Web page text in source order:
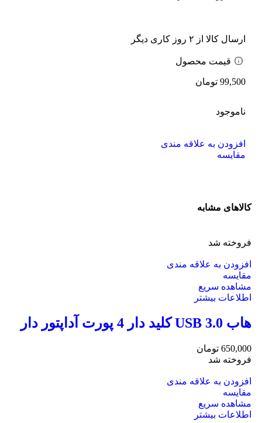
ارسال کالا از ۲ روز کاری دیگر
قیمت محصول
99,500 تومان
ناموجود
افزودن به علاقه مندی
مقایسه
کالاهای مشابه
فروخته شد
افزودن به علاقه مندی
مقایسه
مشاهده سریع
اطلاعات بیشتر
هاب USB 3.0 کلید دار 4 پورت آداپتور دار
650,000 تومان
فروخته شد
افزودن به علاقه مندی
مقایسه
مشاهده سریع
اطلاعات بیشتر